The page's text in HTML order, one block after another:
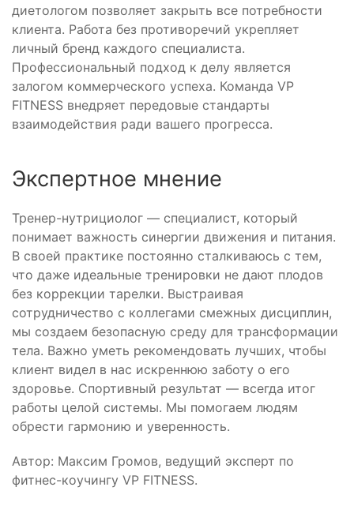
диетологом позволяет закрыть все потребности
клиента. Работа без противоречий укрепляет
личный бренд каждого специалиста.
Профессиональный подход к делу является
залогом коммерческого успеха. Команда VP
FITNESS внедряет передовые стандарты
взаимодействия ради вашего прогресса.
Экспертное мнение
Тренер-нутрициолог — специалист, который
понимает важность синергии движения и питания.
В своей практике постоянно сталкиваюсь с тем,
что даже идеальные тренировки не дают плодов
без коррекции тарелки. Выстраивая
сотрудничество с коллегами смежных дисциплин,
мы создаем безопасную среду для трансформации
тела. Важно уметь рекомендовать лучших, чтобы
клиент видел в нас искреннюю заботу о его
здоровье. Спортивный результат — всегда итог
работы целой системы. Мы помогаем людям
обрести гармонию и уверенность.
Автор: Максим Громов, ведущий эксперт по
фитнес-коучингу VP FITNESS.